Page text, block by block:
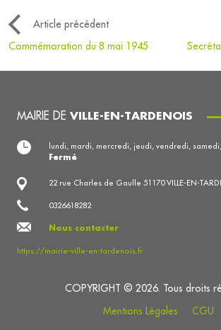
Article précédent
Commémoration du 8 mai 1945
MAIRIE DE VILLE-EN-TARDENOIS
22 rue Charles de Gaulle 51170 VILLE-EN-
0326618282
Nous contacter
https://mairie-ville-en-tardenois.fr
lundi, mardi, mercredi, jeudi, vendredi,
Fermé
COPYRIGHT © 2026. Tous droits
Mentions Légales
CGU